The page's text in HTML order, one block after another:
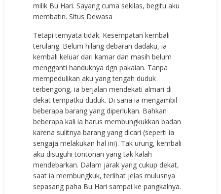
milik Bu Hari. Sayang cuma sekilas, begitu aku
membatin. Situs Dewasa
Tetapi ternyata tidak. Kesempatan kembali
terulang. Belum hilang debaran dadaku, ia
kembali keluar dari kamar dan masih belum
mengganti handuknya dgn pakaian. Tanpa
mempedulikan aku yang tengah duduk
terbengong, ia berjalan mendekati almari di
dekat tempatku duduk. Di sana ia mengambil
beberapa barang yang diperlukan. Bahkan
beberapa kali ia harus membungkukkan badan
karena sulitnya barang yang dicari (seperti ia
sengaja melakukan hal ini). Tak urung, kembali
aku disuguhi tontonan yang tak kalah
mendebarkan. Dalam jarak yang cukup dekat,
saat ia membungkuk, terlihat jelas mulusnya
sepasang paha Bu Hari sampai ke pangkalnya.